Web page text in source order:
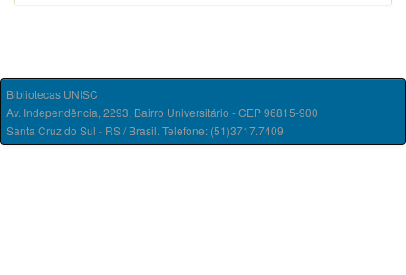
Bibliotecas UNISC
Av. Independência, 2293, Bairro Universitário - CEP 96815-900
Santa Cruz do Sul - RS / Brasil. Telefone: (51)3717.7409